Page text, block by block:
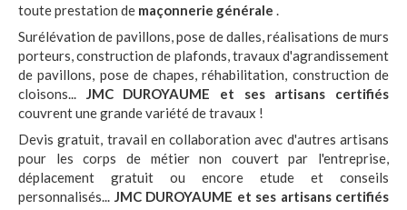
toute prestation de maçonnerie générale .
Surélévation de pavillons, pose de dalles, réalisations de murs
porteurs, construction de plafonds, travaux d'agrandissement
de pavillons, pose de chapes, réhabilitation, construction de
cloisons... JMC DUROYAUME et ses artisans certifiés
couvrent une grande variété de travaux !
Devis gratuit, travail en collaboration avec d'autres artisans
pour les corps de métier non couvert par l'entreprise,
déplacement gratuit ou encore etude et conseils
personnalisés... JMC DUROYAUME et ses artisans certifiés